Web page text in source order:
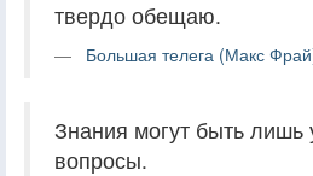
твердо обещаю.
Большая телега (Макс
Знания могут быть лишь
вопросы.